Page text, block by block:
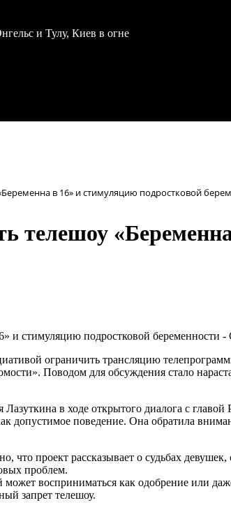
и Тулу, Киев в огне
в 16» и стимуляцию подростковой
телешоу
ограничить трансляцию
Поводом для обсуждения стало
в ходе открытого диалога с
допустимое поведение. Она обратила
что проект рассказывает о судьбах
проблем.
может восприниматься как одобрение или
запрет телешоу.